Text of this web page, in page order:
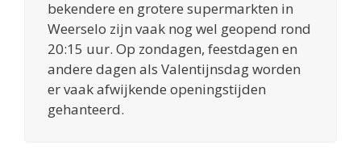
bekendere en grotere supermarkten in
Weerselo zijn vaak nog wel geopend rond
20:15 uur. Op zondagen, feestdagen en
andere dagen als Valentijnsdag worden
er vaak afwijkende openingstijden
gehanteerd.